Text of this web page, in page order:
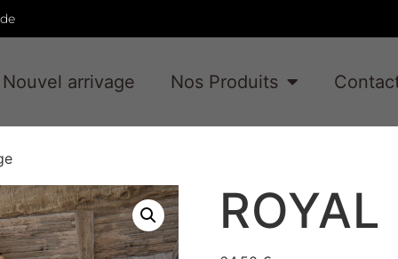
Nouvel arrivage Nos Produits
ROYAL